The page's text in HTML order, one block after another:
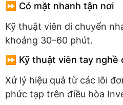
⏩ Có mặt nhanh tận nơi
Kỹ thuật viên di chuyển
khoảng 30–60 phút.
⏩ Kỹ thuật viên tay nghề
Xử lý hiệu quả từ các lỗi
phức tạp trên điều hòa